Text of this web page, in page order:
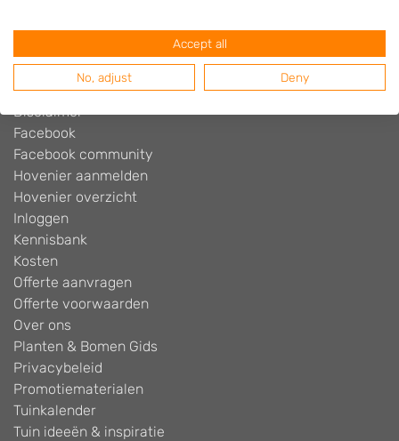
Contact
Cookiebeleid
Disclaimer
Facebook
Facebook community
Hovenier aanmelden
Hovenier overzicht
Inloggen
Kennisbank
Kosten
Offerte aanvragen
Offerte voorwaarden
Over ons
Planten & Bomen Gids
Privacybeleid
Promotiematerialen
Tuinkalender
Tuin ideeën & inspiratie
Accept all
No, adjust Deny